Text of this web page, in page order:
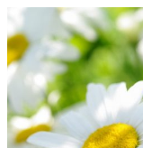
Перейти
к
содержимому